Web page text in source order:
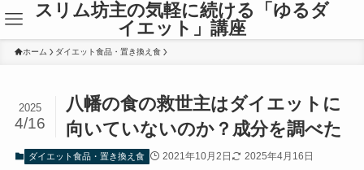
スリム坊主の気軽に続ける「ゆるダ
イエット」講座
ホーム ダイエット食品・置き換え食
八幡の食の救世主はダイエットに
向いていないのか？成分を調べた
2025
4/16
ダイエット食品・置き換え食 2021年10月2日 2025年4月16日